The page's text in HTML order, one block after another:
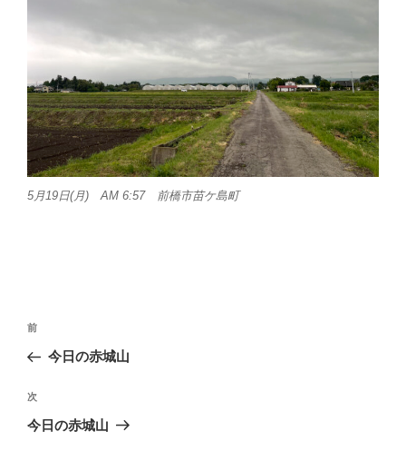
5月19日(月) AM 6:57 前橋市苗ケ島町
投
ナ
ビ
ゲ
前
の
稿
前
今日の赤城山
次
の
次
今日の赤城山